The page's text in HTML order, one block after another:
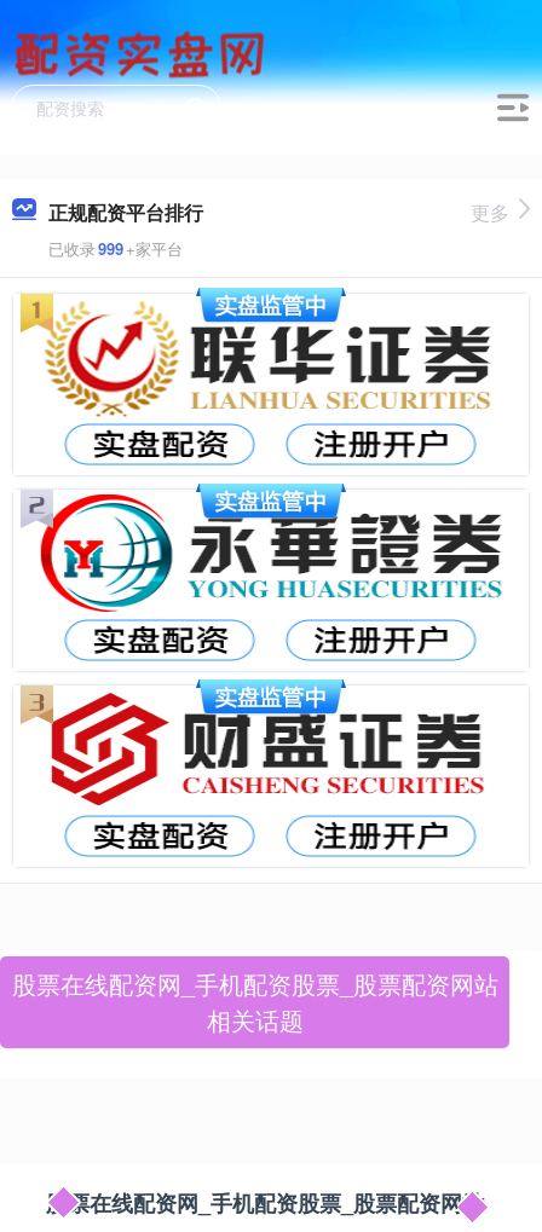
正规配资平台排行
已收录999+家平台
更多
股票在线配资网_手机配资股票_股票配资网站
相关话题
股票在线配资网_手机配资股票_股票配资网站